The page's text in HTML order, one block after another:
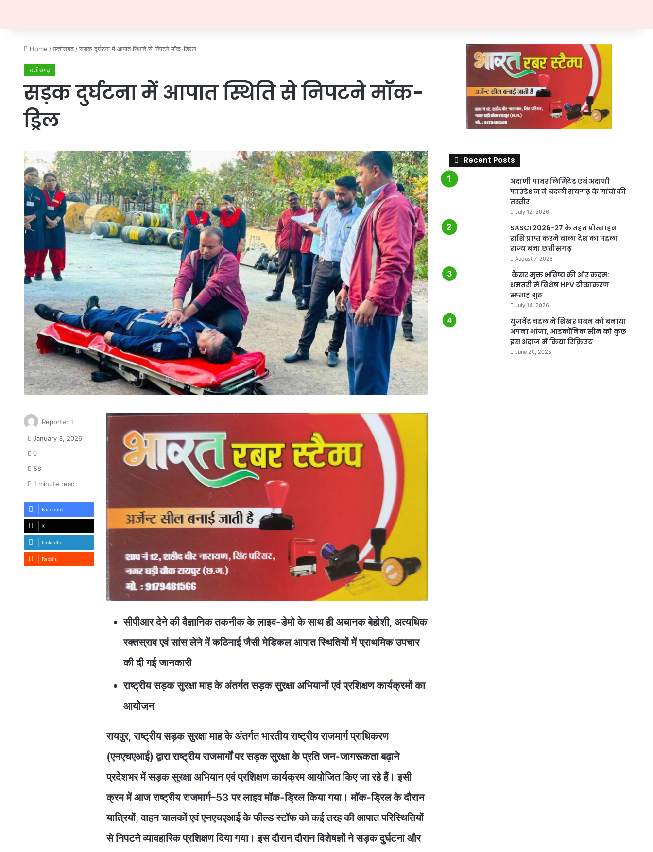
Home / छत्तीसगढ़ / सड़क दुर्घटना में आपात स्थिति से निपटने मॉक-ड्रिल
छत्तीसगढ़
सड़क दुर्घटना में आपात स्थिति से निपटने मॉक-
ड्रिल
सीपीआर देने की वैज्ञानिक तकनीक के लाइव-डेमो के साथ ही अचानक बेहोशी, अत्यधिक
रक्तस्राव एवं सांस लेने में कठिनाई जैसी मेडिकल आपात स्थितियों में प्राथमिक उपचार
की दी गई जानकारी
राष्ट्रीय सड़क सुरक्षा माह के अंतर्गत सड़क सुरक्षा अभियानों एवं प्रशिक्षण कार्यक्रमों का
आयोजन
रायपुर, राष्ट्रीय सड़क सुरक्षा माह के अंतर्गत भारतीय राष्ट्रीय राजमार्ग प्राधिकरण
(एनएचएआई) द्वारा राष्ट्रीय राजमार्गों पर सड़क सुरक्षा के प्रति जन-जागरूकता बढ़ाने
प्रदेशभर में सड़क सुरक्षा अभियान एवं प्रशिक्षण कार्यक्रम आयोजित किए जा रहे हैं। इसी
क्रम में आज राष्ट्रीय राजमार्ग–53 पर लाइव मॉक-ड्रिल किया गया। मॉक-ड्रिल के दौरान
यात्रियों, वाहन चालकों एवं एनएचएआई के फील्ड स्टॉफ को कई तरह की आपात परिस्थितियों
से निपटने व्यावहारिक प्रशिक्षण दिया गया। इस दौरान दौरान विशेषज्ञों ने सड़क दुर्घटना और
Reporter 1
January 3, 2026
0
58
1 minute read
Facebook
X
LinkedIn
Reddit
Recent Posts
अदाणी पावर लिमिटेड एवं अदाणी
फाउंडेशन ने बदली रायगढ़ के गांवों की
तस्वीर
July 12, 2026
SASCI 2026-27 के तहत प्रोत्साहन
राशि प्राप्त करने वाला देश का पहला
राज्य बना छत्तीसगढ़
August 7, 2026
​कैंसर मुक्त भविष्य की ओर कदम:
धमतरी में विशेष HPV टीकाकरण
सप्ताह शुरू
July 14, 2026
युजवेंद्र चहल ने शिखर धवन को बनाया
अपना भांजा, आइकॉनिक सीन को कुछ
इस अंदाज में किया रिक्रिएट
June 20, 2025